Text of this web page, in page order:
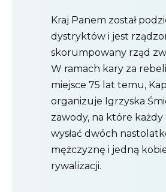
Kraj Panem został
dystryktów i jest
skorumpowany rząd
W ramach kary za
miejsce 75 lat temu,
organizuje Igrzyska
zawody, na które
wysłać dwóch
mężczyznę i jedną
rywalizacji.